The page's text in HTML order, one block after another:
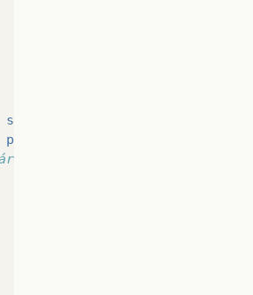
a receber"));